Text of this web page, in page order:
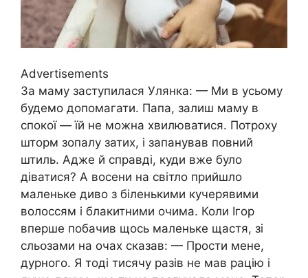
Advertisements
За маму заступилася Улянка: — Ми в усьому
будемо допомагати. Папа, залиш маму в
спокої — їй не можна хвилюватися. Потроху
шторм зопалу затих, і запанував повний
штиль. Адже й справді, куди вже було
діватися? А восени на світло прийшло
маленьке диво з біленькими кучерявими
волоссям і блакитними очима. Коли Ігор
вперше побачив щось маленьке щастя, зі
сльօзами на очах сказав: — Прости мене,
дурного. Я тоді тисячу разів не мав рацію і